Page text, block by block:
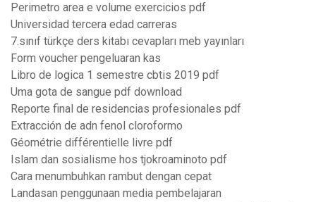
Perimetro area e volume exercicios pdf
Universidad tercera edad carreras
7.sınıf türkçe ders kitabı cevapları meb yayınları
Form voucher pengeluaran kas
Libro de logica 1 semestre cbtis 2019 pdf
Uma gota de sangue pdf download
Reporte final de residencias profesionales pdf
Extracción de adn fenol cloroformo
Géométrie différentielle livre pdf
Islam dan sosialisme hos tjokroaminoto pdf
Cara menumbuhkan rambut dengan cepat
Landasan penggunaan media pembelajaran